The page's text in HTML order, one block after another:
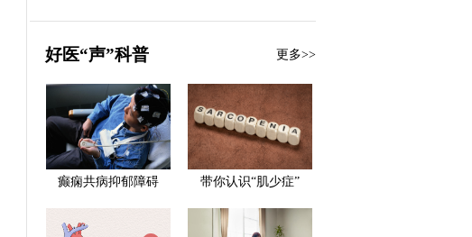
好医“声”科普 更多>>
癫痫共病抑郁障碍 带你认识“肌少症”